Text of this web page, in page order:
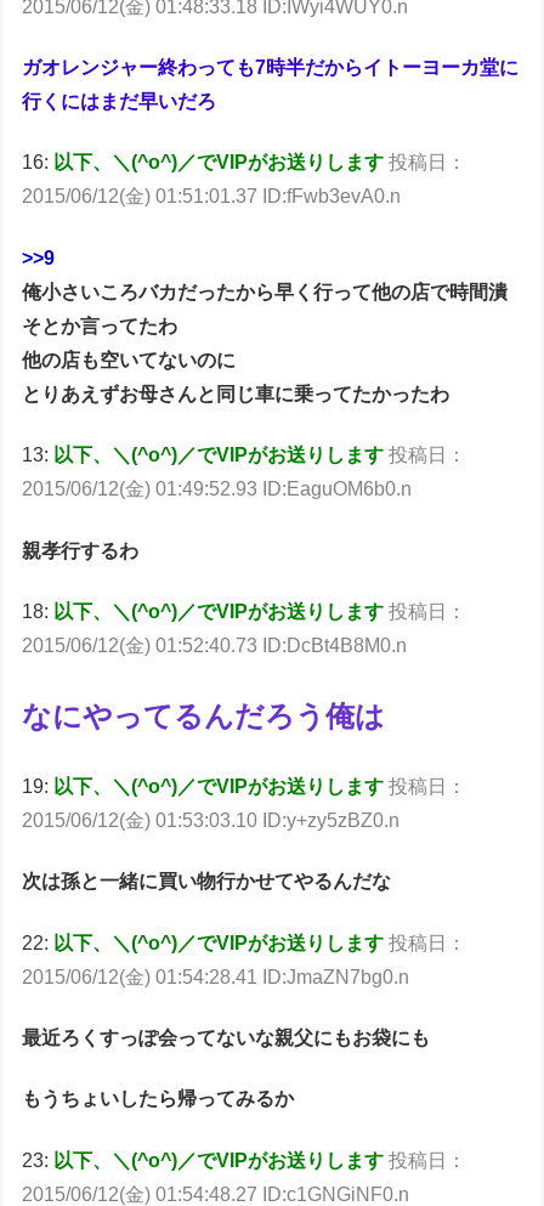
2015/06/12(金) 01:48:33.18 ID:IWyi4WUY0.n
ガオレンジャー終わっても7時半だからイトーヨーカ堂に
行くにはまだ早いだろ
16: 以下、＼(^o^)／でVIPがお送りします 投稿日：
2015/06/12(金) 01:51:01.37 ID:fFwb3evA0.n
>>9
俺小さいころバカだったから早く行って他の店で時間潰
そとか言ってたわ
他の店も空いてないのに
とりあえずお母さんと同じ車に乗ってたかったわ
13: 以下、＼(^o^)／でVIPがお送りします 投稿日：
2015/06/12(金) 01:49:52.93 ID:EaguOM6b0.n
親孝行するわ
18: 以下、＼(^o^)／でVIPがお送りします 投稿日：
2015/06/12(金) 01:52:40.73 ID:DcBt4B8M0.n
なにやってるんだろう俺は
19: 以下、＼(^o^)／でVIPがお送りします 投稿日：
2015/06/12(金) 01:53:03.10 ID:y+zy5zBZ0.n
次は孫と一緒に買い物行かせてやるんだな
22: 以下、＼(^o^)／でVIPがお送りします 投稿日：
2015/06/12(金) 01:54:28.41 ID:JmaZN7bg0.n
最近ろくすっぽ会ってないな親父にもお袋にも
もうちょいしたら帰ってみるか
23: 以下、＼(^o^)／でVIPがお送りします 投稿日：
2015/06/12(金) 01:54:48.27 ID:c1GNGiNF0.n